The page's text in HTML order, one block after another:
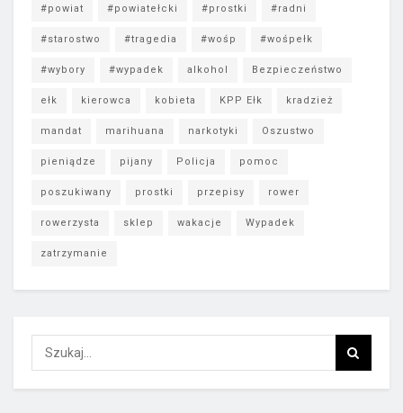
#powiat #powiatełcki #prostki #radni
#starostwo #tragedia #wośp #wośpełk
#wybory #wypadek alkohol Bezpieczeństwo
ełk kierowca kobieta KPP Ełk kradzież
mandat marihuana narkotyki Oszustwo
pieniądze pijany Policja pomoc
poszukiwany prostki przepisy rower
rowerzysta sklep wakacje Wypadek
zatrzymanie